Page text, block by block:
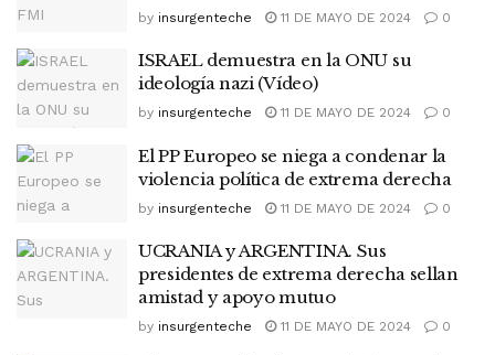
by insurgenteche 11 DE MAYO DE 2024 0
ISRAEL demuestra en la ONU su
ideología nazi (Vídeo)
by insurgenteche 11 DE MAYO DE 2024 0
El PP Europeo se niega a condenar la
violencia política de extrema derecha
by insurgenteche 11 DE MAYO DE 2024 0
UCRANIA y ARGENTINA. Sus
presidentes de extrema derecha sellan
amistad y apoyo mutuo
by insurgenteche 11 DE MAYO DE 2024 0